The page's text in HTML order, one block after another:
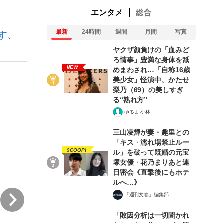
しい」『北の国から』倉本聰氏（91...
運用のすべて
、
エンタメ 総合
最新 24時間 週間 月間 写真
NEW
ヤクザ顔負けの「血みど
ろ情事」豊満な身体を舐
めまわされ…「自称16歳
美少女」怪演中、かたせ
梨乃（69）の美しすぎ
る“熟れ方”
ゆるま 小林
SCOOP!
三山凌輝が妻・趣里との
「キス・濡れ場禁止ルー
ル」を破って既婚の元宝
塚女優・花乃まりあと連
日密会《直撃後にもホテ
ルへ…》
「週刊文春」編集部
「敗因分析は一切聞かれ